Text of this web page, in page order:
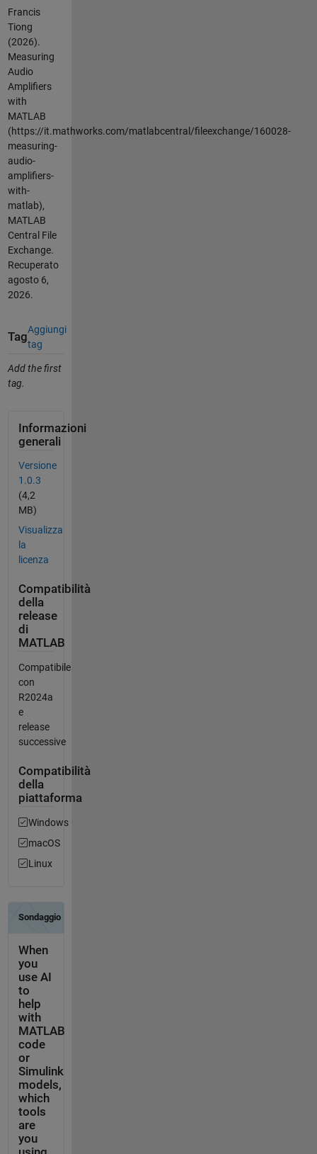
Francis
Tiong
(2026).
Measuring
Audio
Amplifiers
with
MATLAB
(https://it.mathworks.com/matlabcentral/fileexchange/160028-
measuring-
audio-
amplifiers-
with-
matlab),
MATLAB
Central File
Exchange.
Recuperato
agosto 6,
2026.
Tag
Aggiungi
tag
Add the first
tag.
Informazioni
generali
Versione
1.0.3
(4,2
MB)
Visualizza
la
licenza
Compatibilità
della
release
di
MATLAB
Compatibile
con
R2024a
e
release
successive
Compatibilità
della
piattaforma
Windows
macOS
Linux